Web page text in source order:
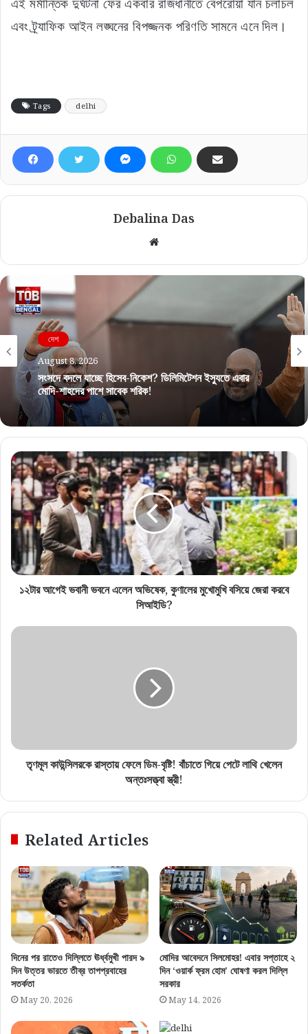
এবং ট্র্যাফিক আইন লঙ্ঘনের বিপজ্জনক পরিণতি সামনে এনে দিল।
Tags delhi
Debalina Das
Website
দেশ
August 8, 2026
সংসদে বদলে যাচ্ছে হিসেব-নিকেশ? ডিলিমিটেশন ইস্যুতে এবার
মোদি-শাহদের পাশে সাবেক শরিক!
১২টার আগেই ভবানী ভবনে এলেন অভিষেক, কুণালের মুখোমুখি বসিয়ে জেরা করবে
সিআইডি?
তৃণমূল কাউন্সিলরকে রাস্তায় ফেলে ডিম-বৃষ্টি! বাঁচাতে গিয়ে পেটে লাথি খেলেন
অন্তঃসত্ত্বা স্ত্রী!
Related Articles
দিনের পর রাতেও দিল্লিতে ঊর্ধ্বমুখী পারদ ৯
দিন উত্তর ভারতে তীব্র তাপপ্রবাহের
সতর্কতা
May 20, 2026
মোদির আবেদনে সিলমোহর! এবার সপ্তাহে ২
দিন ‘ওয়ার্ক ফ্রম হোম’ ঘোষণা করল দিল্লি
সরকার
May 14, 2026